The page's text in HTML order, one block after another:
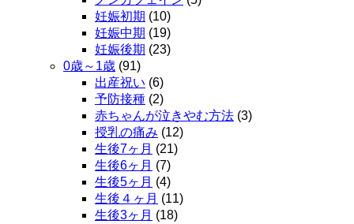
妊娠初期 (10)
妊娠中期 (19)
妊娠後期 (23)
0歳～1歳 (91)
出産祝い (6)
予防接種 (2)
赤ちゃんが泣きやむ方法 (3)
授乳の痛み (12)
生後7ヶ月 (21)
生後6ヶ月 (7)
生後5ヶ月 (4)
生後４ヶ月 (11)
生後3ヶ月 (18)